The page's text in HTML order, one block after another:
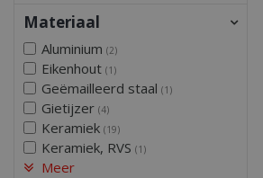
Materiaal
Aluminium (2)
Eikenhout (1)
Geëmailleerd staal (1)
Gietijzer (4)
Keramiek (19)
Keramiek, RVS (1)
Meer